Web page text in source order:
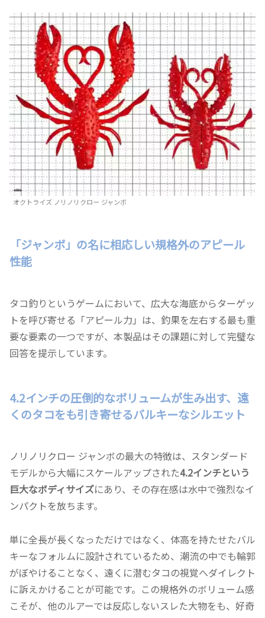
オクトライズ ノリノリクロー ジャンボ
「ジャンボ」の名に相応しい規格外のアピール
性能
タコ釣りというゲームにおいて、広大な海底からターゲッ
トを呼び寄せる「アピール力」は、釣果を左右する最も重
要な要素の一つですが、本製品はその課題に対して完璧な
回答を提示しています。
4.2インチの圧倒的なボリュームが生み出す、遠
くのタコをも引き寄せるバルキーなシルエット
ノリノリクロー ジャンボの最大の特徴は、スタンダード
モデルから大幅にスケールアップされた4.2インチという
巨大なボディサイズにあり、その存在感は水中で強烈なイ
ンパクトを放ちます。
単に全長が長くなっただけではなく、体高を持たせたバル
キーなフォルムに設計されているため、潮流の中でも輪郭
がぼやけることなく、遠くに潜むタコの視覚へダイレクト
に訴えかけることが可能です。この規格外のボリューム感
こそが、他のルアーでは反応しないスレた大物をも、好奇